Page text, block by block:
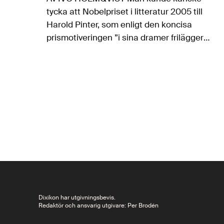
tycka att Nobelpriset i litteratur 2005 till
Harold Pinter, som enligt den koncisa
prismotiveringen ”i sina dramer frilägger
Dixikon har utgivningsbevis.
Redaktör och ansvarig utgivare: Per Brodén